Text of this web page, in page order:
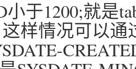
小于1200;就是
这样情况可以